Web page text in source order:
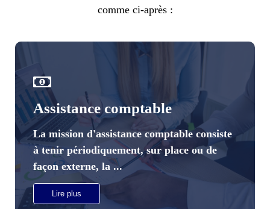
comme ci-après :
Assistance comptable
La mission d'assistance comptable consiste
à tenir périodiquement, sur place ou de
façon externe, la ...
Lire plus